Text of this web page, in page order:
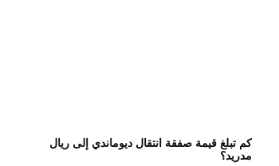
كم تبلغ قيمة صفقة انتقال ديوماندي إلى ريال
مدريد؟